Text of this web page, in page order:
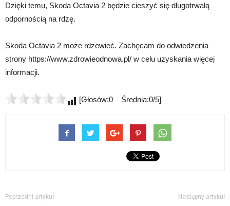
Dzięki temu, Skoda Octavia 2 będzie cieszyć się długotrwałą
odpornością na rdzę.
Skoda Octavia 2 może rdzewieć. Zachęcam do odwiedzenia
strony https://www.zdrowieodnowa.pl/ w celu uzyskania więcej
informacji.
[Głosów:0 Średnia:0/5]
Poprzedni artykuł Następny artykuł